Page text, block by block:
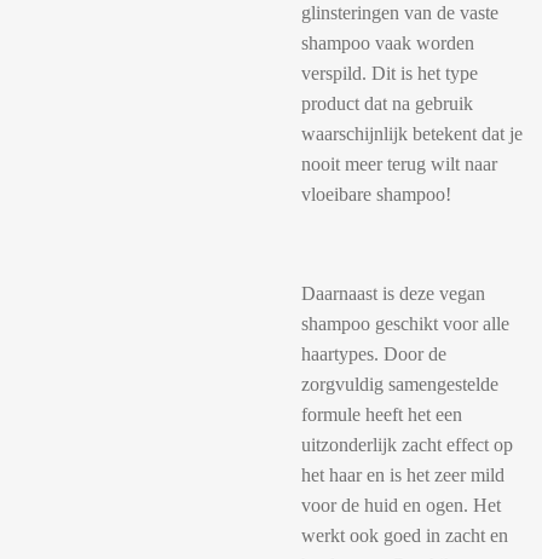
glinsteringen van de vaste
shampoo vaak worden
verspild. Dit is het type
product dat na gebruik
waarschijnlijk betekent dat je
nooit meer terug wilt naar
vloeibare shampoo!
Daarnaast is deze vegan
shampoo geschikt voor alle
haartypes. Door de
zorgvuldig samengestelde
formule heeft het een
uitzonderlijk zacht effect op
het haar en is het zeer mild
voor de huid en ogen. Het
werkt ook goed in zacht en